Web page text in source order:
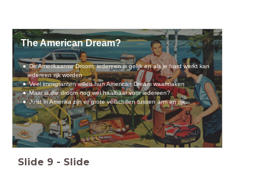
The American Dream?
De Amerikaanse Droom: iedereen is gelijk en als je hard werkt kan
iedereen rijk worden
Veel immigranten willen hun American Dream waarmaken
Maar is die droom nog wel haalbaar voor iedereen?
Juist in Amerika zijn er grote verschillen tussen arm en rijk...
Slide 9 - Slide